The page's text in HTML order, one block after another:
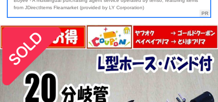
from JDirectItems Fleamarket (provided by LY Corporation)